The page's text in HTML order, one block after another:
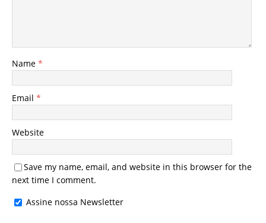
Name *
Email *
Website
Save my name, email, and website in this browser for the
next time I comment.
Assine nossa Newsletter